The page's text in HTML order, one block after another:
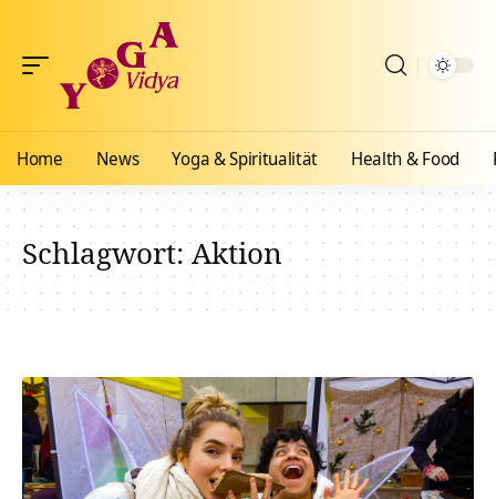
Home News Yoga & Spiritualität Health & Food
Schlagwort:Aktion